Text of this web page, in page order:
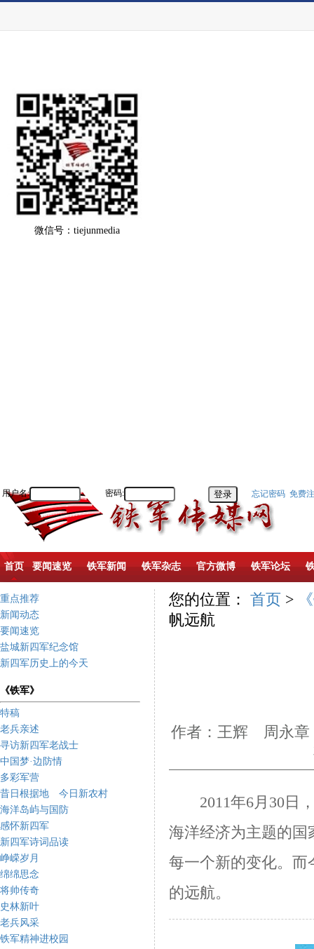
微信号：tiejunmedia
用户名: 密码: 忘记密码 免费
首页 要闻速览 铁军新闻 铁军杂志 官方微博 铁军论坛
重点推荐
新闻动态
要闻速览
盐城新四军纪念馆
新四军历史上的今天
《铁军》
特稿
老兵亲述
寻访新四军老战士
中国梦·边防情
多彩军营
昔日根据地 今日新农村
海洋岛屿与国防
感怀新四军
新四军诗词品读
峥嵘岁月
绵绵思念
将帅传奇
史林新叶
老兵风采
铁军精神进校园
您的位置： 首页 >
帆远航
作者：王辉 周永章
2011年6月30日，
海洋经济为主题的国
每一个新的变化。而
的远航。